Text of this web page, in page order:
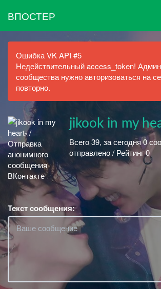
ВПОСТЕР
Ошибка VK API #5
Недействительный access_token!
сообщества нужно авторизоваться на
повторно.
jikook in my
Всего 39, за сегодня 0
отправлено / Рейтинг 0
Текст сообщения: